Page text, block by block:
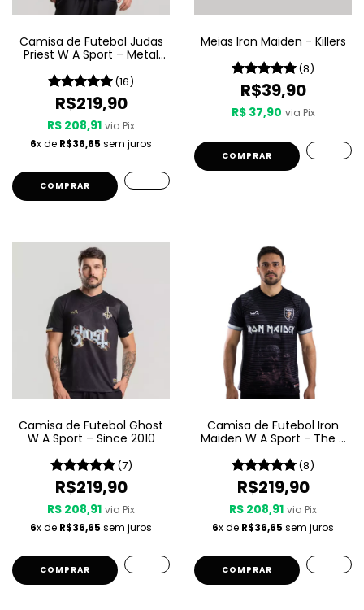
Camisa de Futebol Judas
Priest W A Sport – Metal
(16)
R$219,90
R$ 208,91 via Pix
6x de R$36,65 sem juros
COMPRAR
Meias Iron Maiden - Killers
(8)
R$39,90
R$ 37,90 via Pix
COMPRAR
Camisa de Futebol Ghost
W A Sport – Since 2010
(7)
R$219,90
R$ 208,91 via Pix
6x de R$36,65 sem juros
COMPRAR
Camisa de Futebol Iron
Maiden W A Sport - The X
(8)
R$219,90
R$ 208,91 via Pix
6x de R$36,65 sem juros
COMPRAR